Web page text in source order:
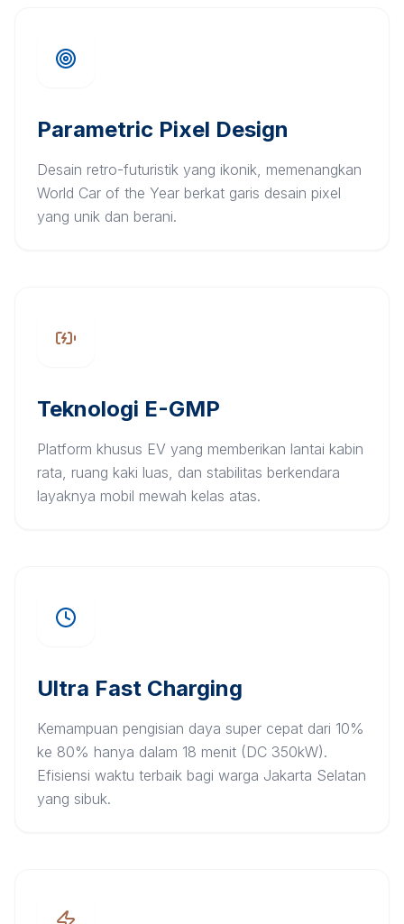
Parametric Pixel Design
Desain retro-futuristik yang ikonik, memenangkan
World Car of the Year berkat garis desain pixel
yang unik dan berani.
Teknologi E-GMP
Platform khusus EV yang memberikan lantai kabin
rata, ruang kaki luas, dan stabilitas berkendara
layaknya mobil mewah kelas atas.
Ultra Fast Charging
Kemampuan pengisian daya super cepat dari 10%
ke 80% hanya dalam 18 menit (DC 350kW).
Efisiensi waktu terbaik bagi warga Jakarta Selatan
yang sibuk.